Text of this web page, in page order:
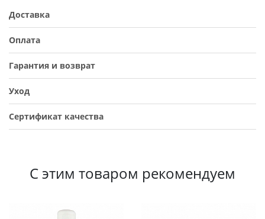
Доставка
Оплата
Гарантия и возврат
Уход
Сертификат качества
С этим товаром рекомендуем